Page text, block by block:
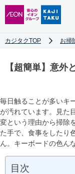
カジタクTOP お掃
【超簡単】意外
毎日触ることが多いキ
が汚れています。見た
変という理由から掃除
た手で、食事をしたり
ん。キーボードの色ん
目次